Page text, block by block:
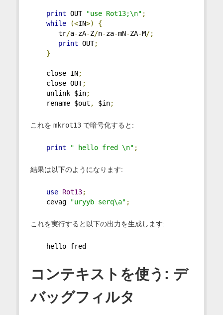
print OUT "use Rot13;\n" ;
while
(<IN>)
{
tr/a-zA-Z/n-za-mN-ZA-M/;
print OUT;
}
close IN;
close OUT;
unlink $in;
rename $out , $in;
これを mkrot13で暗号化すると:
print " hello fred \n" ;
結果は以下のようになります:
use Rot13;
cevag
"uryyb serq\a" ;
これを実行すると以下の出力を生成します:
hello fred
コンテキストを使う: デ
バッグフィルタ